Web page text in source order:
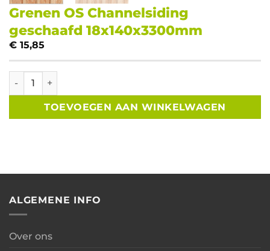
Grenen OS Channelsiding
geschaafd 18x140x3300mm
€ 15,85
Grenen OS Channelsiding geschaafd 18x140x3300mm
TOEVOEGEN AAN WINKELWAGEN
ALGEMENE INFO
Over ons